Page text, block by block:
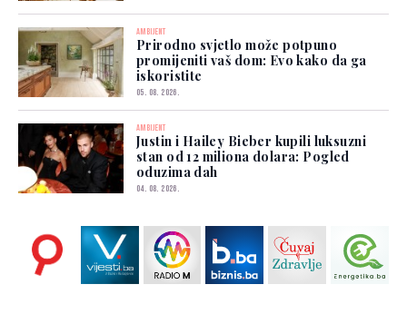
AMBIJENT
Prirodno svjetlo može potpuno
promijeniti vaš dom: Evo kako da ga
iskoristite
05. 08. 2026.
AMBIJENT
Justin i Hailey Bieber kupili luksuzni
stan od 12 miliona dolara: Pogled
oduzima dah
04. 08. 2026.